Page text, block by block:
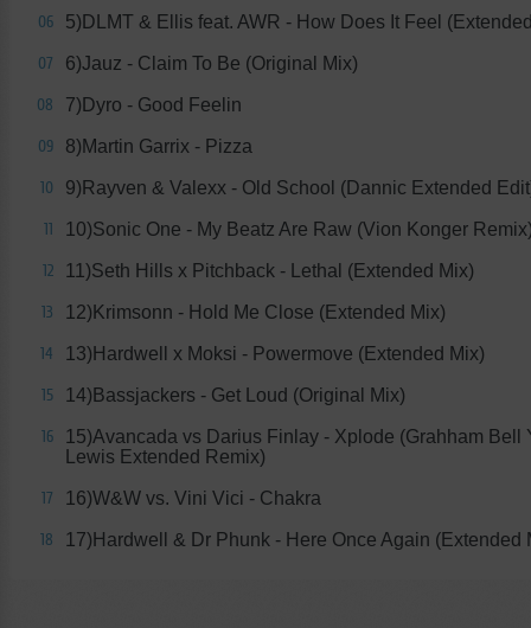
06 5)DLMT & Ellis feat. AWR - How Does It Feel
07 6)Jauz - Claim To Be (Original Mix)
08 7)Dyro - Good Feelin
09 8)Martin Garrix - Pizza
10 9)Rayven & Valexx - Old School (Dannic Extended
11 10)Sonic One - My Beatz Are Raw (Vion Konger
12 11)Seth Hills x Pitchback - Lethal (Extended Mix)
13 12)Krimsonn - Hold Me Close (Extended Mix)
14 13)Hardwell x Moksi - Powermove (Extended Mix)
15 14)Bassjackers - Get Loud (Original Mix)
16
15)Avancada vs Darius Finlay - Xplode (Grahham Bell
Lewis Extended Remix)
17 16)W&W vs. Vini Vici - Chakra
18 17)Hardwell & Dr Phunk - Here Once Again (Extended